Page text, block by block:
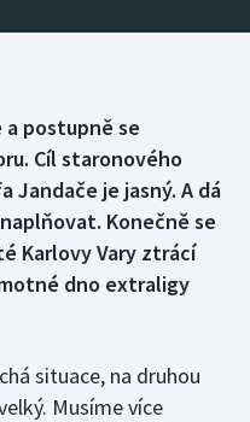
a postupně se
Cíl staronového
Jandače je jasný. A dá
Konečně se
Karlovy Vary ztrácí
dno extraligy
situace, na druhou
Musíme více